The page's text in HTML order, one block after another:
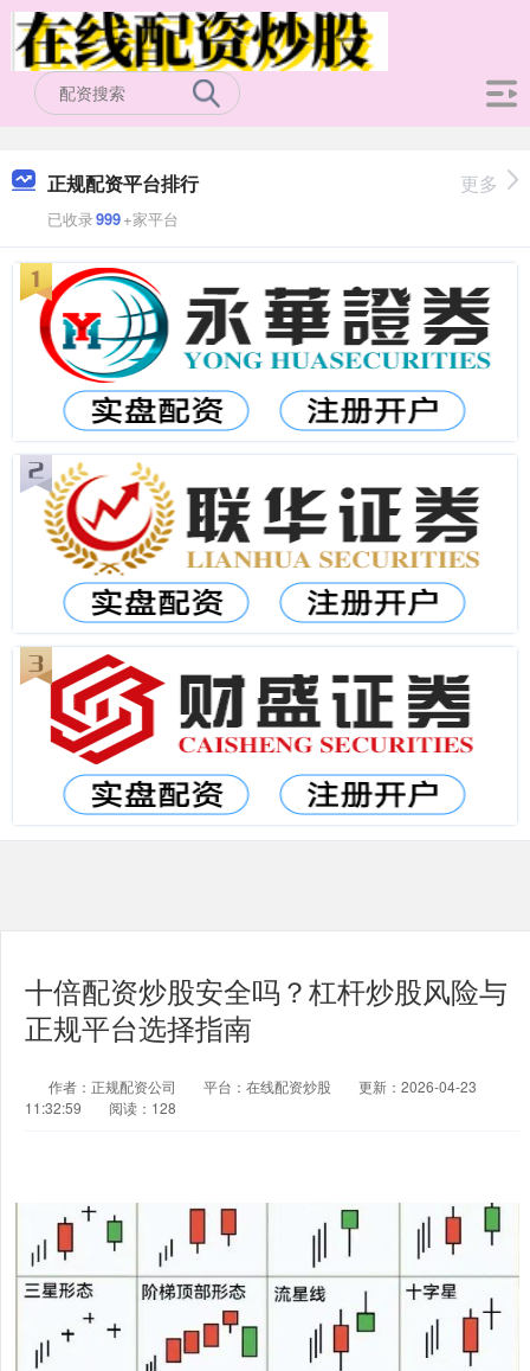
正规配资平台排行
已收录999+家平台
更多
十倍配资炒股安全吗？杠杆炒股风险与
正规平台选择指南
作者：正规配资公司 平台：在线配资炒股
更新：2026-04-23
11:32:59
阅读：128